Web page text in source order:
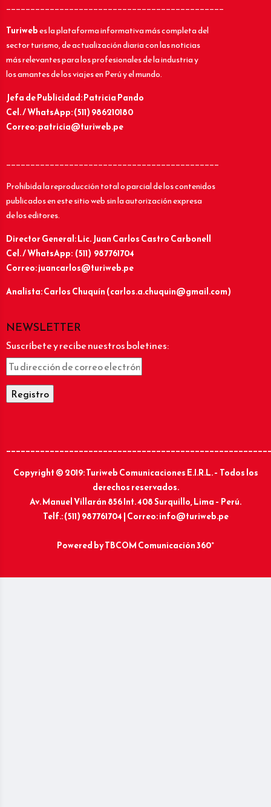
_____________________________________________
Turiwebes la plataforma informativa más completa del
sector turismo, de actualización diaria con las noticias
más relevantes para los profesionales de la industria y
los amantes de los viajes en Perú y el mundo.
Jefa de Publicidad: Patricia Pando
Cel. / WhatsApp: (511) 986210180
Correo: patricia@turiweb.pe
____________________________________________
Prohibida la reproducción total o parcial de los contenidos
publicados en este sitio web sin la autorización expresa
de los editores.
Director General: Lic.Juan Carlos Castro Carbonell
Cel. / WhatsApp: (511) 987761704
Correo: juancarlos@turiweb.pe
Analista: Carlos Chuquín (carlos.a.chuquin@gmail.com)
NEWSLETTER
Suscríbete y recibe nuestros boletines:
Copyright © 2019: Turiweb Comunicaciones E.I.R.L. – Todos los
derechos reservados.
Av. Manuel Villarán 856 Int. 408 Surquillo, Lima – Perú.
Telf.: (511) 987761704 | Correo: info@turiweb.pe
Powered byTBCOM Comunicación 360°